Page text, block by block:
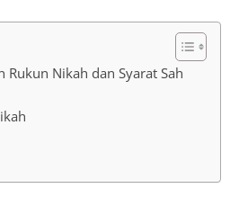
Rukun Nikah dan Syarat Sah